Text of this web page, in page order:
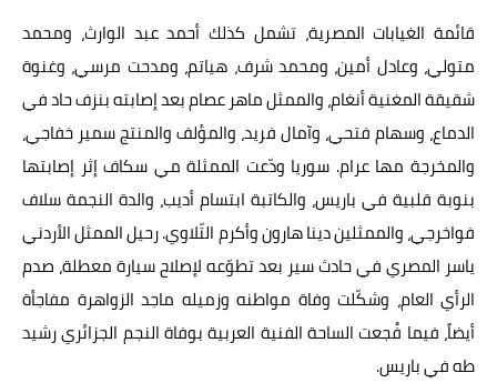
قائمة الغيابات المصرية، تشمل كذلك أحمد عبد الوارث، ومحمد
متولي، وعادل أمين، ومحمد شرف، هياتم، ومدحت مرسي، وغنوة
شقيقة المغنية أنغام، والممثل ماهر عصام بعد إصابته بنزف حاد في
الدماع، وسهام فتحي، وآمال فريد، والمؤلف والمنتج سمير خفاجي،
والمخرجة مها عرام. سوريا ودّعت الممثلة مي سكاف إثر إصابتها
بنوبة قلبية في باريس، والكاتبة ابتسام أديب، والدة النجمة سلاف
فواخرجي، والممثلين دينا هارون وأكرم التّلاوي. رحيل الممثل الأردني
ياسر المصري في حادث سير بعد تطوّعه لإصلاح سيارة معطلة، صدم
الرأي العام، وشكّلت وفاة مواطنه وزميله ماجد الزواهرة مفاجأة
أيضاً، فيما فُجعت الساحة الفنية العربية بوفاة النجم الجزائري رشيد
طه في باريس.